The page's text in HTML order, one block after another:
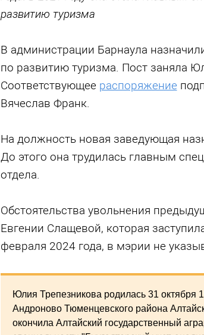
развитию туризма
В администрации Барнаула
по развитию туризма. Пост заняла
Соответствующее распоряжение
Вячеслав Франк.
На должность новая заведующая
До этого она трудилась главным
отдела.
Обстоятельства увольнения
Евгении Слащевой, которая
февраля 2024 года, в мэрии не
Юлия Трепезникова родилась 31 октября
Андроново Тюменцевского района
окончила Алтайский государственный